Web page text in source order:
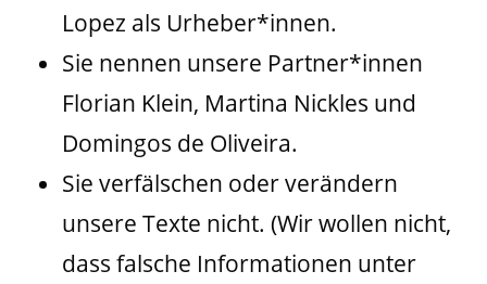
Lopez als Urheber*innen.
Sie nennen unsere Partner*innen
Florian Klein, Martina Nickles und
Domingos de Oliveira.
Sie verfälschen oder verändern
unsere Texte nicht. (Wir wollen nicht,
dass falsche Informationen unter